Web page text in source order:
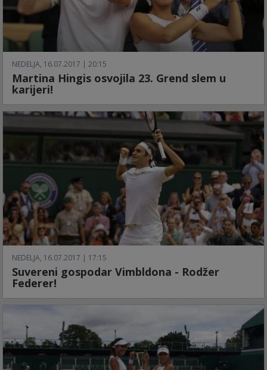
NEDELJA, 16.07.2017 | 20:15
Martina Hingis osvojila 23. Grend slem u
karijeri!
NEDELJA, 16.07.2017 | 17:15
Suvereni gospodar Vimbldona - Rodžer
Federer!